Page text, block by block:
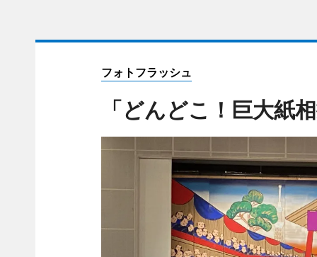
フォトフラッシュ
「どんどこ！巨大紙